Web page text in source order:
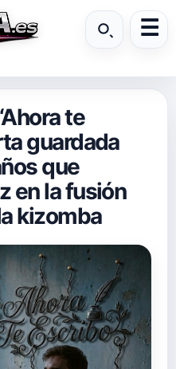
te
guardada
que
en la fusión
kizomba